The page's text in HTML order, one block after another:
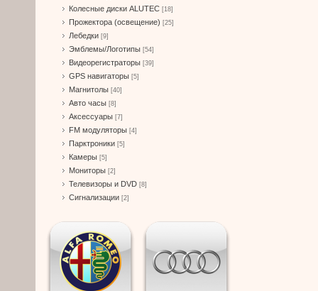
Колесные диски ALUTEC [18]
Прожектора (освещение) [25]
Лебедки [9]
Эмблемы/Логотипы [54]
Видеорегистраторы [39]
GPS навигаторы [5]
Магнитолы [40]
Авто часы [8]
Аксессуары [7]
FM модуляторы [4]
Парктроники [5]
Камеры [5]
Мониторы [2]
Телевизоры и DVD [8]
Сигнализации [2]